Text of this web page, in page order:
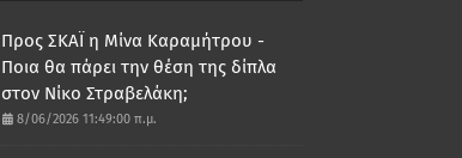
Προς ΣΚΑΪ η Μίνα Καραμήτρου -
Ποια θα πάρει την θέση της δίπλα
στον Νίκο Στραβελάκη;
8/06/2026 11:49:00 π.μ.